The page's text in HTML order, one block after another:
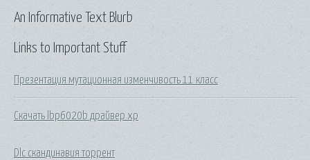
Links to Important Stuff
Презентация мутационная изменчивость 11 класс
Скачать lbp6020b драйвер xp
Dlc скандинавия торрент
An Informative Text Blurb